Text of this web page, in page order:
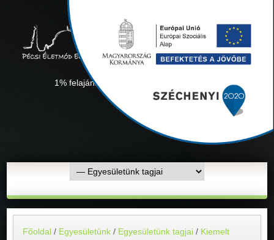
1% felajánlás "Együtt minden sikerül" Adószámunk:
18311927-1-02
Főoldal / Egyesületünk / Egyesületünk tagjai / Kiemelt